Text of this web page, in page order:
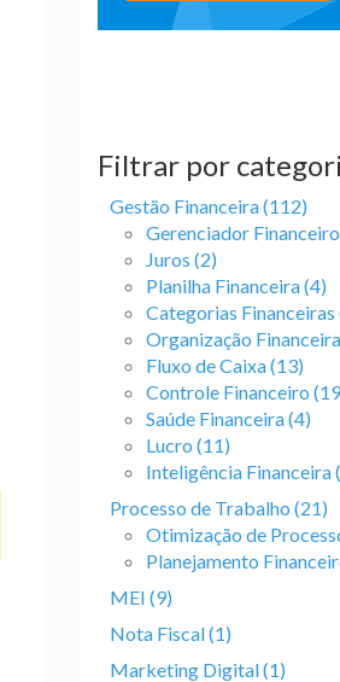
Filtrar por
Gestão Financeira (112)
Gerenciador
Juros (2)
Planilha Financeira (4)
Categorias Financeiras
Organização
Fluxo de Caixa (13)
Controle Financeiro
Saúde Financeira (4)
Lucro (11)
Inteligência Financeira
Processo de Trabalho (21)
Otimização de
Planejamento
MEI (9)
Nota Fiscal (1)
Marketing Digital (1)